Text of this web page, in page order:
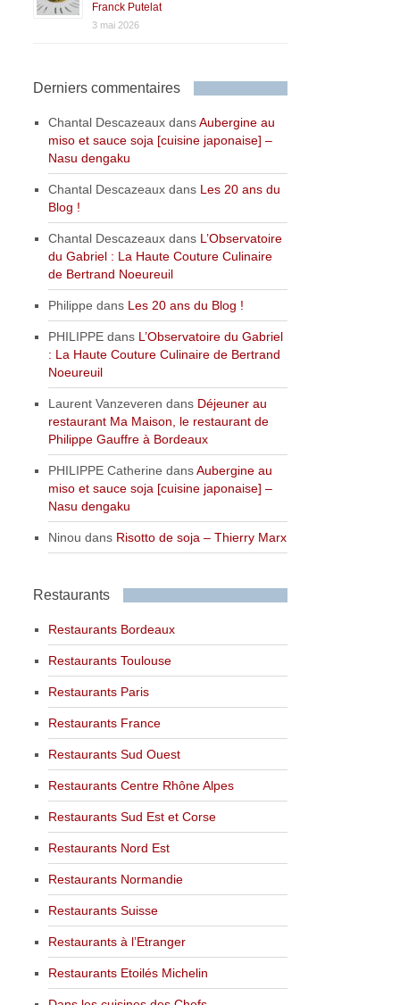
Franck Putelat
3 mai 2026
Derniers commentaires
Chantal Descazeaux dansAubergine au
miso et sauce soja [cuisine japonaise] –
Nasu dengaku
Chantal Descazeaux dans Les 20 ans du
Blog !
Chantal Descazeaux dans L’Observatoire
du Gabriel : La Haute Couture Culinaire
de Bertrand Noeureuil
Philippe dans Les 20 ans du Blog !
PHILIPPE dans L’Observatoire du Gabriel
: La Haute Couture Culinaire de Bertrand
Noeureuil
Laurent Vanzeveren dans Déjeuner au
restaurant Ma Maison, le restaurant de
Philippe Gauffre à Bordeaux
PHILIPPE Catherine dansAubergine au
miso et sauce soja [cuisine japonaise] –
Nasu dengaku
Ninou dans Risotto de soja – Thierry Marx
Restaurants
Restaurants Bordeaux
Restaurants Toulouse
Restaurants Paris
Restaurants France
Restaurants Sud Ouest
Restaurants Centre Rhône Alpes
Restaurants Sud Est et Corse
Restaurants Nord Est
Restaurants Normandie
Restaurants Suisse
Restaurants à l’Etranger
Restaurants Etoilés Michelin